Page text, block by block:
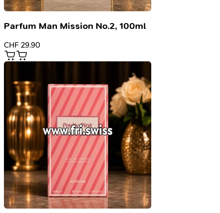
Parfum Man Mission No.2, 100ml
CHF 29.90